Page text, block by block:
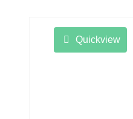
Quickview